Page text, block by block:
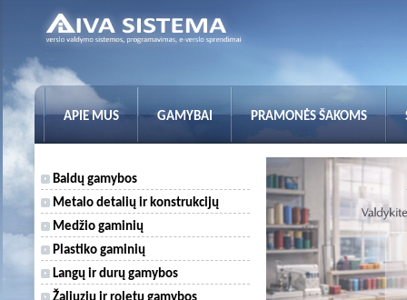
APIE MUS GAMYBAI PRAMONĖS ŠAKOMS
Baldų gamybos
Metalo detalių ir konstrukcijų
Medžio gaminių
Plastiko gaminių
Langų ir durų gamybos